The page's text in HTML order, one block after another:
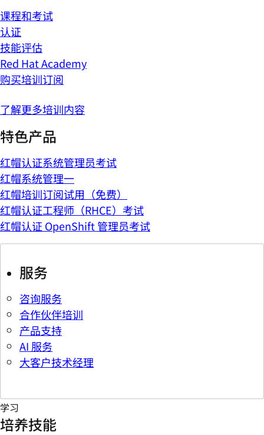
课程和考试
认证
技能评估
Red Hat Academy
购买培训订阅
了解更多培训内容
特色产品
红帽认证系统管理员考试
红帽系统管理一
红帽培训订阅试用（免费）
红帽认证工程师（RHCE）考试
红帽认证 OpenShift 管理员考试
服务
咨询服务
合作伙伴培训
产品支持
AI 服务
大客户技术经理
学习
培养技能